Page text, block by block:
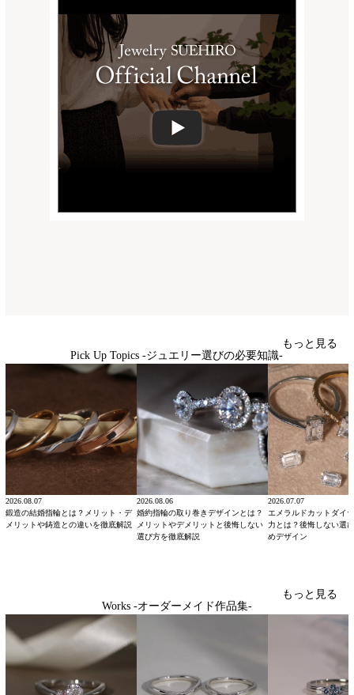
Pick Up Topics -ジュエリー選びの必要知識-
もっと見る
2026.08.07
鍛造の結婚指輪とは？メリット・デ
メリットや鋳造との違いを徹底解説
2026.08.06
婚約指輪の取り巻きデザインとは？
メリットやデメリットと後悔しない
選び方を徹底解説
2026.07.07
エメラルドカットダイ
力とは？後悔しない選
めデザイン
Works -オーダーメイド作品集-
もっと見る